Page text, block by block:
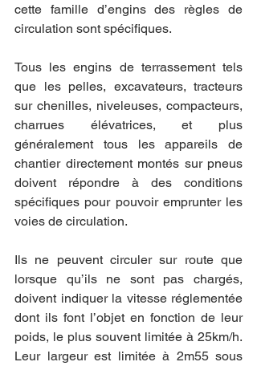
cette famille d’engins des règles de
circulation sont spécifiques.
Tous les engins de terrassement tels
que les pelles, excavateurs, tracteurs
sur chenilles, niveleuses, compacteurs,
charrues élévatrices, et plus
généralement tous les appareils de
chantier directement montés sur pneus
doivent répondre à des conditions
spécifiques pour pouvoir emprunter les
voies de circulation.
Ils ne peuvent circuler sur route que
lorsque qu’ils ne sont pas chargés,
doivent indiquer la vitesse réglementée
dont ils font l’objet en fonction de leur
poids, le plus souvent limitée à 25km/h.
Leur largeur est limitée à 2m55 sous